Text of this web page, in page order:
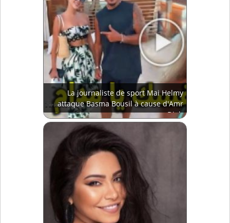
La journaliste de sport Mai Helmy
attaque Basma Bousil à cause d'Amr
Diab